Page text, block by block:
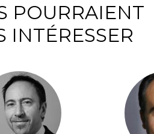
POURRAIENT
INTÉRESSER